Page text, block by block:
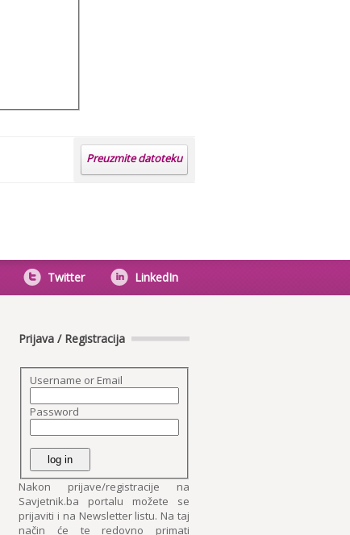
Preuzmite datoteku
Twitter LinkedIn
Prijava / Registracija
Username or Email
Password
Nakon prijave/registracije na
Savjetnik.ba portalu možete se
prijaviti i na Newsletter listu. Na taj
način će te redovno primati